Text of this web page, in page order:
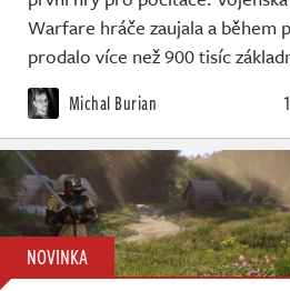
Warfare hráče zaujala a během
prodalo více než 900 tisíc
Michal Burian
NOVINKA